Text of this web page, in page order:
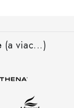
(a viac...)